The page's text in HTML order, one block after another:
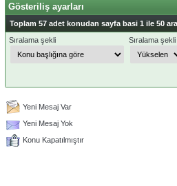
Gösteriliş ayarları
Toplam 57 adet konudan sayfa basi 1 ile 50
Sıralama şekli
Sıralama şekli
Yeni Mesaj Var
Yeni Mesaj Yok
Konu Kapatılmıştır